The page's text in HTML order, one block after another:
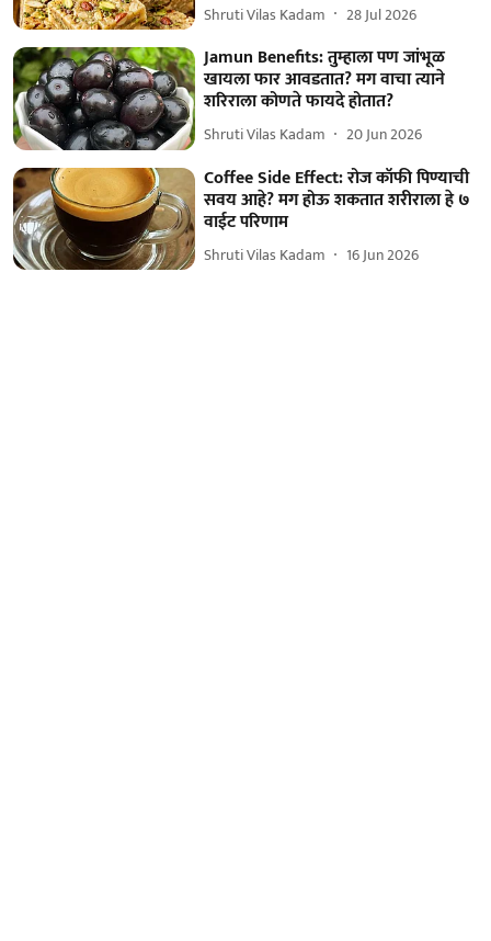
Shruti Vilas Kadam 28 Jul 2026
Jamun Benefits: तुम्हाला पण जांभूळ
खायला फार आवडतात? मग वाचा त्याने
शरिराला कोणते फायदे होतात?
Shruti Vilas Kadam 20 Jun 2026
Coffee Side Effect: रोज कॉफी पिण्याची
सवय आहे? मग होऊ शकतात शरीराला हे ७
वाईट परिणाम
Shruti Vilas Kadam 16 Jun 2026